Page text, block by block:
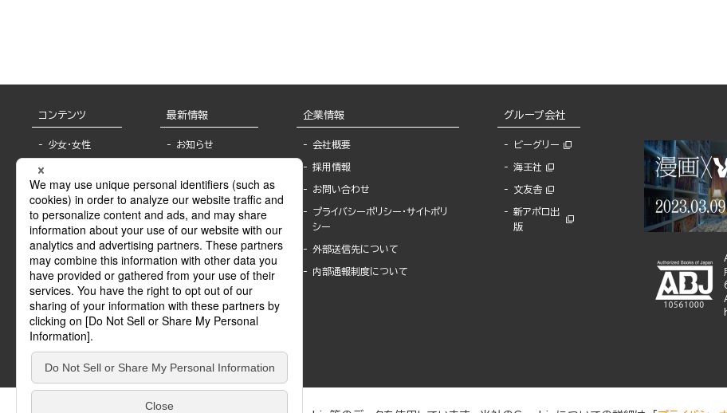
コンテンツ
少女・女性
BL
ライトノベル
青年・一般
グラビア・写真
モーター誌
SPECIAL
Sublicense
最新情報
お知らせ
報
書店様へ
海外ライセンシー
公式SNSアカウ
ント
作家一覧
Keyword list
Author list
企業情報
会社概要
採用情報
お問い合わせ
プライバシーポリシー・サイトポリ
シー
外部送信先について
内部通報制度について
グループ会社
ビーグリー
海王社
文友舎
新アポロ出
版